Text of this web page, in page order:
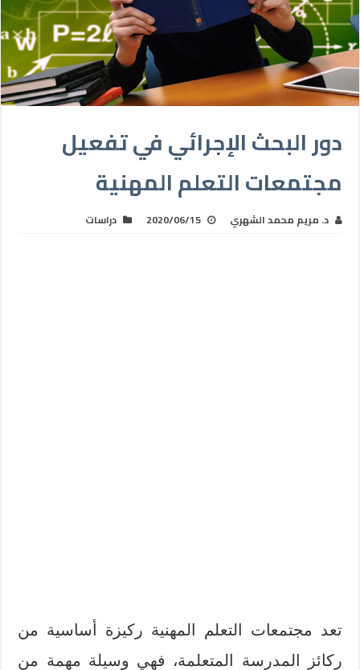
دور البحث الإجرائي في تفعيل
مجتمعات التعلم المهنية
د. مريم محمد الشهري 2020/06/15 دراسات
تعد مجتمعات التعلم المهنية ركيزة أساسية من
ركائز المدرسة المتعلمة، فهي وسيلة مهمة من